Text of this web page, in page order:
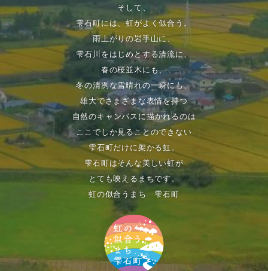
そして、
雫石町には、虹がよく似合う。
雨上がりの岩手山に、
雫石川をはじめとする清流に、
春の桜並木にも、
冬の清冽な雪晴れの一瞬にも、
雄大でさまざまな表情を持つ
自然のキャンパスに描かれるのは
ここでしか見ることのできない
雫石町だけに架かる虹。
雫石町はそんな美しい虹が
とても映えるまちです。
虹の似合うまち 雫石町